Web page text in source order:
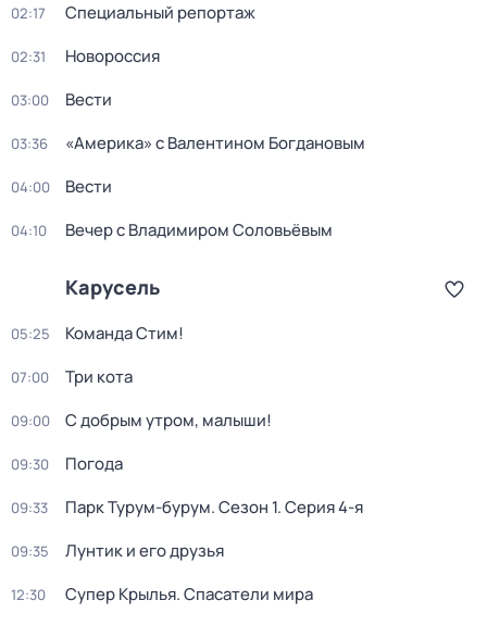
02:17 Специальный репортаж
02:31 Новороссия
03:00 Вести
03:36 «Америка» с Валентином Богдановым
04:00 Вести
04:10 Вечер с Владимиром Соловьёвым
Карусель
05:25 Команда Стим!
07:00 Три кота
09:00 С добрым утром, малыши!
09:30 Погода
09:33 Парк Турум-бурум. Сезон 1. Серия 4-я
09:35 Лунтик и его друзья
12:30 Супер Крылья. Спасатели мира